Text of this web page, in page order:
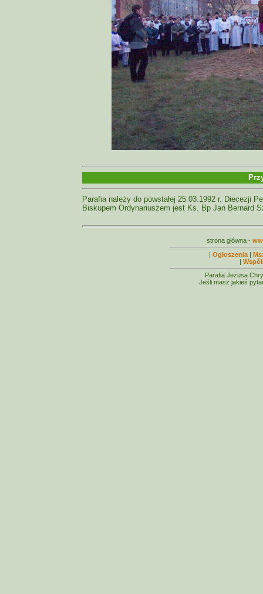
Parafia należy do powstałej 25.03.1992 r. Diecezji
Biskupem Ordynariuszem jest Ks. Bp Jan Bernard
strona główna -
| Ogłoszenia|
|
Parafia Jezusa
Jeśli masz jakieś